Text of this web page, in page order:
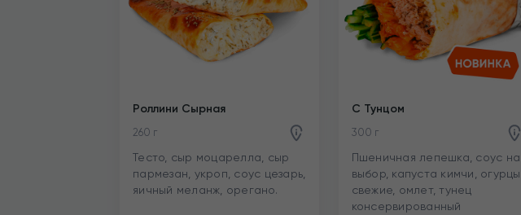
Роллини Сырная
260 г
Тесто, сыр моцарелла, сыр
пармезан, укроп, соус цезарь,
яичный меланж, орегано.
C Тунцом
300 г
Пшеничная лепешка, соус на
выбор, капуста кимчи, огурцы
свежие, омлет, тунец
консервированный